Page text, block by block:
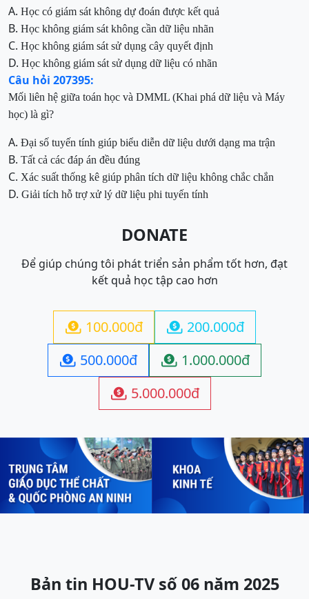
A. Học có giám sát không dự đoán được kết quả
B. Học không giám sát không cần dữ liệu nhãn
C. Học không giám sát sử dụng cây quyết định
D. Học không giám sát sử dụng dữ liệu có nhãn
Câu hỏi 207395:
Mối liên hệ giữa toán học và DMML (Khai phá dữ liệu và Máy
học) là gì?
A. Đại số tuyến tính giúp biểu diễn dữ liệu dưới dạng ma trận
B. Tất cả các đáp án đều đúng
C. Xác suất thống kê giúp phân tích dữ liệu không chắc chắn
D. Giải tích hỗ trợ xử lý dữ liệu phi tuyến tính
DONATE
Để giúp chúng tôi phát triển sản phẩm tốt hơn, đạt
kết quả học tập cao hơn
 100.000đ  200.000đ
 500.000đ  1.000.000đ
 5.000.000đ
Previous Next
Bản tin HOU-TV số 06 năm 2025